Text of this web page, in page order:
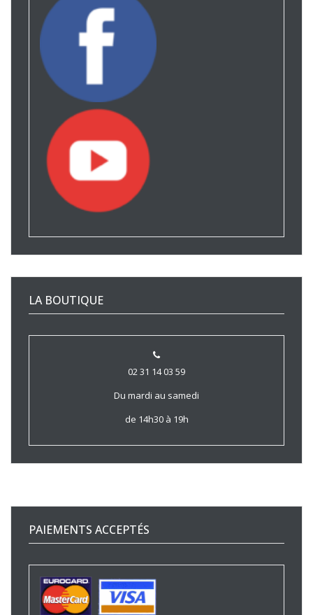
LA BOUTIQUE
02 31 14 03 59
Du mardi au samedi
de 14h30 à 19h
PAIEMENTS ACCEPTÉS